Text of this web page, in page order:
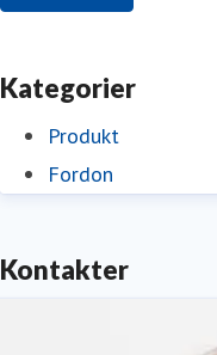
Kategorier
Produkt
Fordon
Kontakter